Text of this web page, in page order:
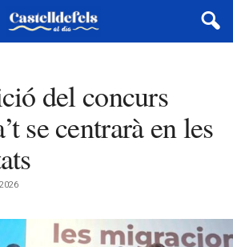
del concurs
se centrarà en les